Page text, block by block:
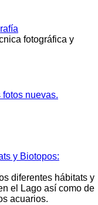
fotográfica y
fotos nuevas.
y Biotopos:
diferentes hábitats y
el Lago así como de
acuarios.